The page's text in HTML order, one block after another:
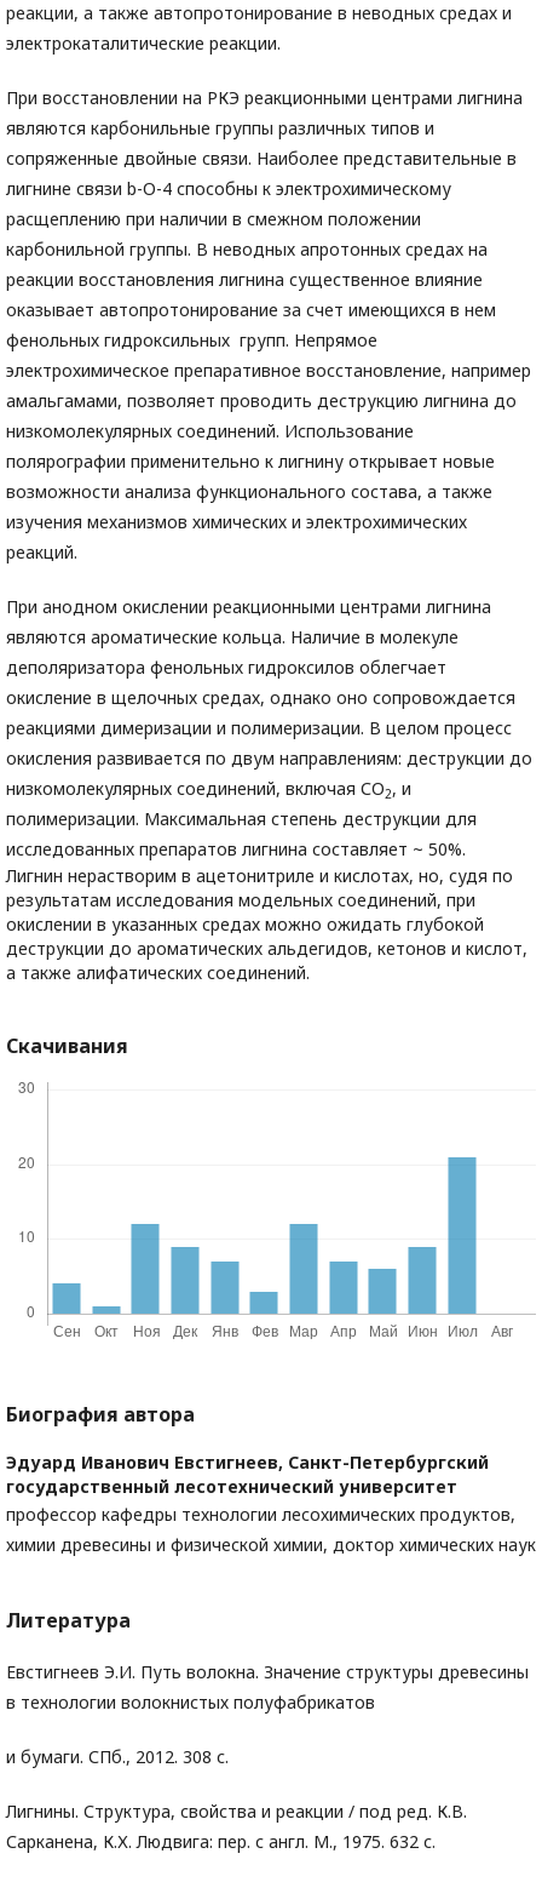
реакции, а также автопротонирование в неводных средах и
электрокаталитические реакции.
При восстановлении на РКЭ реакционными центрами лигнина
являются карбонильные группы различных типов и
сопряженные двойные связи. Наиболее представительные в
лигнине связи b-О-4 способны к электрохимическому
расщеплению при наличии в смежном положении
карбонильной группы. В неводных апротонных средах на
реакции восстановления лигнина существенное влияние
оказывает автопротонирование за счет имеющихся в нем
фенольных гидроксильных групп. Непрямое
электрохимическое препаративное восстановление, например
амальгамами, позволяет проводить деструкцию лигнина до
низкомолекулярных соединений. Использование
полярографии применительно к лигнину открывает новые
возможности анализа функционального состава, а также
изучения механизмов химических и электрохимических
реакций.
При анодном окислении реакционными центрами лигнина
являются ароматические кольца. Наличие в молекуле
деполяризатора фенольных гидроксилов облегчает
окисление в щелочных средах, однако оно сопровождается
реакциями димеризации и полимеризации. В целом процесс
окисления развивается по двум направлениям: деструкции до
низкомолекулярных соединений, включая СО2, и
полимеризации. Максимальная степень деструкции для
исследованных препаратов лигнина составляет ~ 50%.
Лигнин нерастворим в ацетонитриле и кислотах, но, судя по
результатам исследования модельных соединений, при
окислении в указанных средах можно ожидать глубокой
деструкции до ароматических альдегидов, кетонов и кислот,
а также алифатических соединений.
Скачивания
Биография автора
Эдуард Иванович Евстигнеев, Санкт-Петербургский
государственный лесотехнический университет
профессор кафедры технологии лесохимических продуктов,
химии древесины и физической химии, доктор химических наук
Литература
Евстигнеев Э.И. Путь волокна. Значение структуры древесины
в технологии волокнистых полуфабрикатов
и бумаги. СПб., 2012. 308 с.
Лигнины. Структура, свойства и реакции / под ред. К.В.
Сарканена, К.Х. Людвига: пер. с англ. М., 1975. 632 с.